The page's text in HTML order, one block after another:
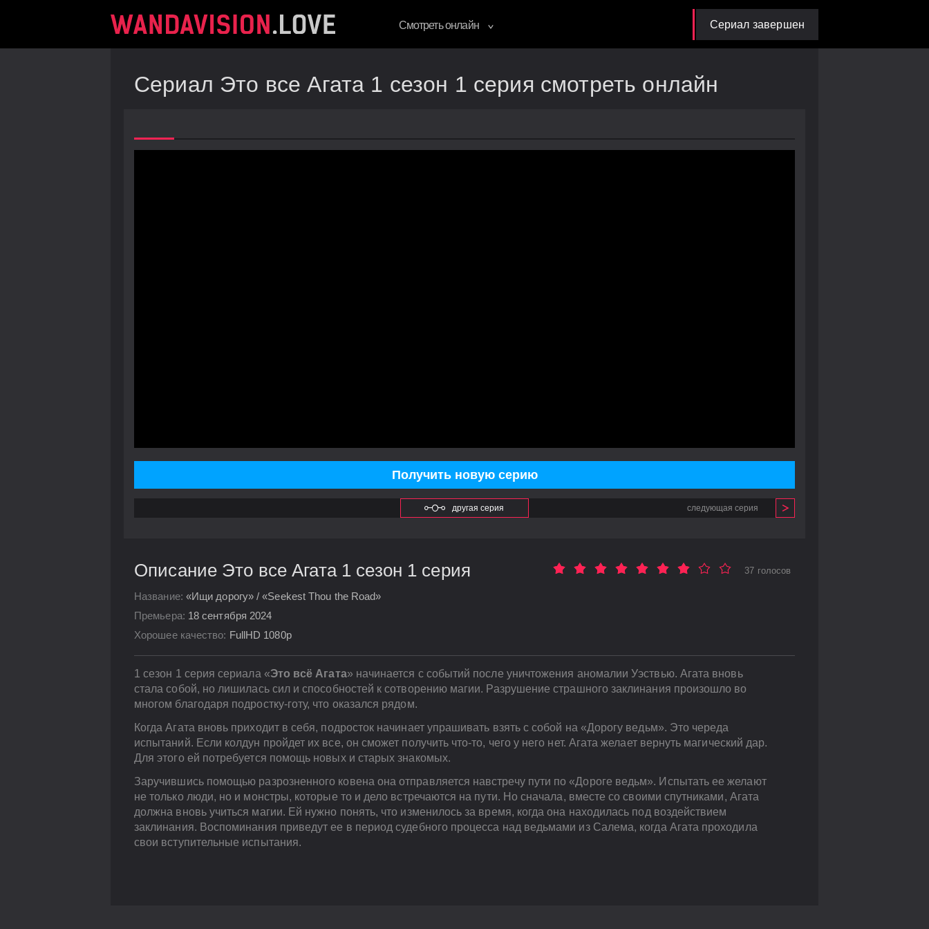
Смотреть онлайн Сериал завершен
Сериал Это все Агата 1 сезон 1 серия смотреть онлайн
Получить новую серию
другая серия следующая серия
Описание Это все Агата 1 сезон 1 серия
Название: «Ищи дорогу» / «Seekest Thou the Road»
Премьера: 18 сентября 2024
Хорошее качество: FullHD 1080p
37 голосов
1 сезон 1 серия сериала «Это всё Агата» начинается с событий после уничтожения аномалии Уэствью. Агата вновь
стала собой, но лишилась сил и способностей к сотворению магии. Разрушение страшного заклинания произошло во
многом благодаря подростку-готу, что оказался рядом.
Когда Агата вновь приходит в себя, подросток начинает упрашивать взять с собой на «Дорогу ведьм». Это череда
испытаний. Если колдун пройдет их все, он сможет получить что-то, чего у него нет. Агата желает вернуть магический дар.
Для этого ей потребуется помощь новых и старых знакомых.
Заручившись помощью разрозненного ковена она отправляется навстречу пути по «Дороге ведьм». Испытать ее желают
не только люди, но и монстры, которые то и дело встречаются на пути. Но сначала, вместе со своими спутниками, Агата
должна вновь учиться магии. Ей нужно понять, что изменилось за время, когда она находилась под воздействием
заклинания. Воспоминания приведут ее в период судебного процесса над ведьмами из Салема, когда Агата проходила
свои вступительные испытания.